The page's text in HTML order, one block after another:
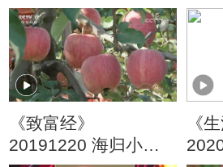
——
《致富经》
20191220 海归小伙
《